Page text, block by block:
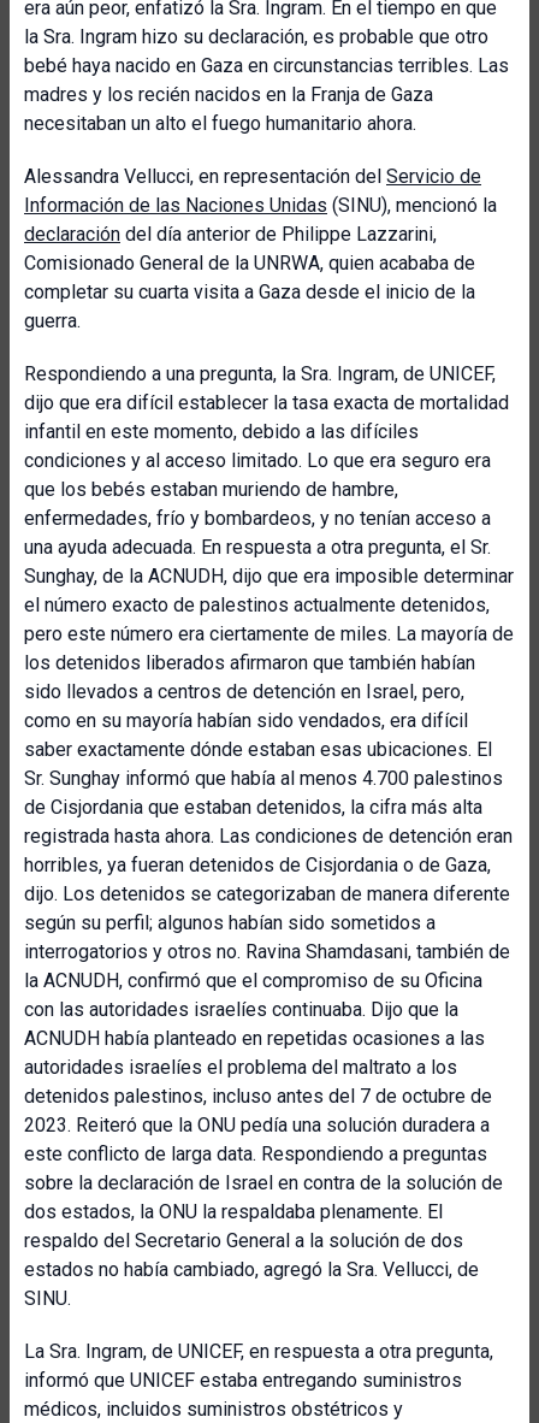
era aún peor, enfatizó la Sra. Ingram. En el tiempo en que
la Sra. Ingram hizo su declaración, es probable que otro
bebé haya nacido en Gaza en circunstancias terribles. Las
madres y los recién nacidos en la Franja de Gaza
necesitaban un alto el fuego humanitario ahora.
Alessandra Vellucci, en representación del Servicio de
Información de las Naciones Unidas (SINU), mencionó la
declaración del día anterior de Philippe Lazzarini,
Comisionado General de la UNRWA, quien acababa de
completar su cuarta visita a Gaza desde el inicio de la
guerra.
Respondiendo a una pregunta, la Sra. Ingram, de UNICEF,
dijo que era difícil establecer la tasa exacta de mortalidad
infantil en este momento, debido a las difíciles
condiciones y al acceso limitado. Lo que era seguro era
que los bebés estaban muriendo de hambre,
enfermedades, frío y bombardeos, y no tenían acceso a
una ayuda adecuada. En respuesta a otra pregunta, el Sr.
Sunghay, de la ACNUDH, dijo que era imposible determinar
el número exacto de palestinos actualmente detenidos,
pero este número era ciertamente de miles. La mayoría de
los detenidos liberados afirmaron que también habían
sido llevados a centros de detención en Israel, pero,
como en su mayoría habían sido vendados, era difícil
saber exactamente dónde estaban esas ubicaciones. El
Sr. Sunghay informó que había al menos 4.700 palestinos
de Cisjordania que estaban detenidos, la cifra más alta
registrada hasta ahora. Las condiciones de detención eran
horribles, ya fueran detenidos de Cisjordania o de Gaza,
dijo. Los detenidos se categorizaban de manera diferente
según su perfil; algunos habían sido sometidos a
interrogatorios y otros no. Ravina Shamdasani, también de
la ACNUDH, confirmó que el compromiso de su Oficina
con las autoridades israelíes continuaba. Dijo que la
ACNUDH había planteado en repetidas ocasiones a las
autoridades israelíes el problema del maltrato a los
detenidos palestinos, incluso antes del 7 de octubre de
2023. Reiteró que la ONU pedía una solución duradera a
este conflicto de larga data. Respondiendo a preguntas
sobre la declaración de Israel en contra de la solución de
dos estados, la ONU la respaldaba plenamente. El
respaldo del Secretario General a la solución de dos
estados no había cambiado, agregó la Sra. Vellucci, de
SINU.
La Sra. Ingram, de UNICEF, en respuesta a otra pregunta,
informó que UNICEF estaba entregando suministros
médicos, incluidos suministros obstétricos y